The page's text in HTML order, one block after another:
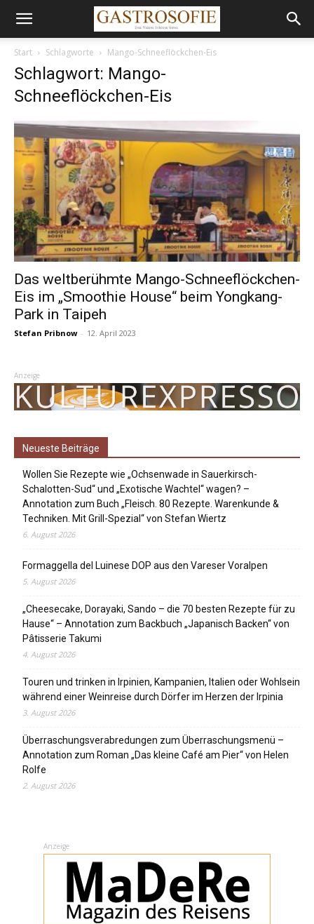
Start Schlagworte Mango-Schneeflöckchen-Eis
Schlagwort: Mango-
Schneeflöckchen-Eis
Das weltberühmte Mango-Schneeflöckchen-
Eis im „Smoothie House“ beim Yongkang-
Park in Taipeh
Stefan Pribnow - 12. April 2023
Anzeige
Neueste Beiträge
Wollen Sie Rezepte wie „Ochsenwade in Sauerkirsch-
Schalotten-Sud“ und „Exotische Wachtel“ wagen? –
Annotation zum Buch „Fleisch. 80 Rezepte. Warenkunde &
Techniken. Mit Grill-Spezial“ von Stefan Wiertz
6. August 2026
Formaggella del Luinese DOP aus den Vareser Voralpen
5. August 2026
„Cheesecake, Dorayaki, Sando – die 70 besten Rezepte für zu
Hause“ – Annotation zum Backbuch „Japanisch Backen“ von
Pâtisserie Takumi
4. August 2026
Touren und trinken in Irpinien, Kampanien, Italien oder Wohlsein
während einer Weinreise durch Dörfer im Herzen der Irpinia
3. August 2026
Überraschungsverabredungen zum Überraschungsmenü –
Annotation zum Roman „Das kleine Café am Pier“ von Helen
Rolfe
2. August 2026
Anzeige